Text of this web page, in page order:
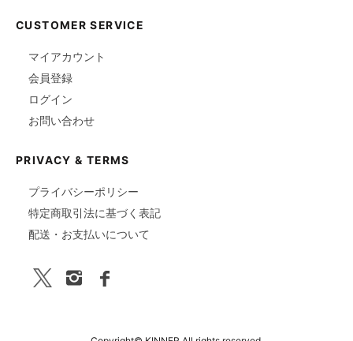
CUSTOMER SERVICE
マイアカウント
会員登録
ログイン
お問い合わせ
PRIVACY & TERMS
プライバシーポリシー
特定商取引法に基づく表記
配送・お支払いについて